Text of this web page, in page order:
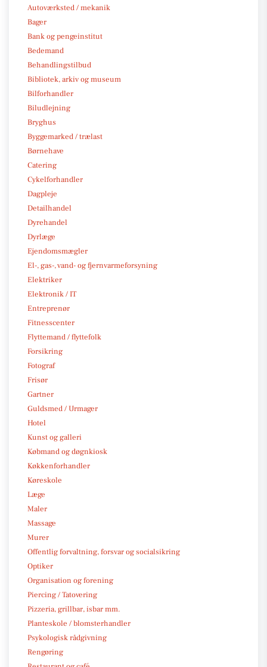
Autoværksted / mekanik
Bager
Bank og pengeinstitut
Bedemand
Behandlingstilbud
Bibliotek, arkiv og museum
Bilforhandler
Biludlejning
Bryghus
Byggemarked / trælast
Børnehave
Catering
Cykelforhandler
Dagpleje
Detailhandel
Dyrehandel
Dyrlæge
Ejendomsmægler
El-, gas-, vand- og fjernvarmeforsyning
Elektriker
Elektronik / IT
Entreprenør
Fitnesscenter
Flyttemand / flyttefolk
Forsikring
Fotograf
Frisør
Gartner
Guldsmed / Urmager
Hotel
Kunst og galleri
Købmand og døgnkiosk
Køkkenforhandler
Køreskole
Læge
Maler
Massage
Murer
Offentlig forvaltning, forsvar og socialsikring
Optiker
Organisation og forening
Piercing / Tatovering
Pizzeria, grillbar, isbar mm.
Planteskole / blomsterhandler
Psykologisk rådgivning
Rengøring